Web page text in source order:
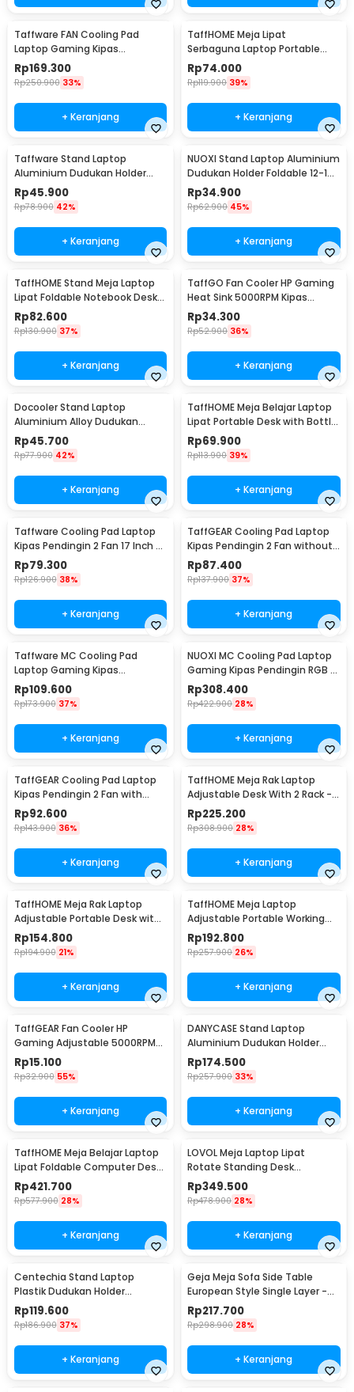
Taffware FAN Cooling Pad
Laptop Gaming Kipas
Pendingin 5 Fan 17 Inch - K5
Rp169.300
Rp250.900 33%
+ Keranjang
TaffHOME Meja Lipat
Serbaguna Laptop Portable
Desk Minimalist Design - BO60
Rp74.000
Rp119.900 39%
+ Keranjang
Taffware Stand Laptop
Aluminium Dudukan Holder
Foldable Portable - IV012
Rp45.900
Rp78.900 42%
+ Keranjang
NUOXI Stand Laptop Aluminium
Dudukan Holder Foldable 12-17
Inch - N3
Rp34.900
Rp62.900 45%
+ Keranjang
TaffHOME Stand Meja Laptop
Lipat Foldable Notebook Desk
Table - BC60
Rp82.600
Rp130.900 37%
+ Keranjang
TaffGO Fan Cooler HP Gaming
Heat Sink 5000RPM Kipas
Pendingin 5V - H-15
Rp34.300
Rp52.900 36%
+ Keranjang
Docooler Stand Laptop
Aluminium Alloy Dudukan
Holder Foldable 7 Level - N7
Rp45.700
Rp77.900 42%
+ Keranjang
TaffHOME Meja Belajar Laptop
Lipat Portable Desk with Bottle
Hole - L62
Rp69.900
Rp113.900 39%
+ Keranjang
Taffware Cooling Pad Laptop
Kipas Pendingin 2 Fan 17 Inch -
N99
Rp79.300
Rp126.900 38%
+ Keranjang
TaffGEAR Cooling Pad Laptop
Kipas Pendingin 2 Fan without
Knob Speed - Q100
Rp87.400
Rp137.900 37%
+ Keranjang
Taffware MC Cooling Pad
Laptop Gaming Kipas
Pendingin 6 Fan 15.6 Inch - Q3
Rp109.600
Rp173.900 37%
+ Keranjang
NUOXI MC Cooling Pad Laptop
Gaming Kipas Pendingin RGB 2
Fan 18 Inch - X500
Rp308.400
Rp422.900 28%
+ Keranjang
TaffGEAR Cooling Pad Laptop
Kipas Pendingin 2 Fan with
Knob Speed - Q100
Rp92.600
Rp143.900 36%
+ Keranjang
TaffHOME Meja Rak Laptop
Adjustable Desk With 2 Rack -
ND03
Rp225.200
Rp308.900 28%
+ Keranjang
TaffHOME Meja Rak Laptop
Adjustable Portable Desk with 1
Rack - ND03
Rp154.800
Rp194.900 21%
+ Keranjang
TaffHOME Meja Laptop
Adjustable Portable Working
Desk 3 Layer 60x40cm - ND04
Rp192.800
Rp257.900 26%
+ Keranjang
TaffGEAR Fan Cooler HP
Gaming Adjustable 5000RPM
Kipas Pendingin 5V - G6
Rp15.100
Rp32.900 55%
+ Keranjang
DANYCASE Stand Laptop
Aluminium Dudukan Holder
Foldable Cooling Fan - DC1316
Rp174.500
Rp257.900 33%
+ Keranjang
TaffHOME Meja Belajar Laptop
Lipat Foldable Computer Desk
- BL-A53
Rp421.700
Rp577.900 28%
+ Keranjang
LOVOL Meja Laptop Lipat
Rotate Standing Desk
Telescopic for Bed - C02Y
Rp349.500
Rp478.900 28%
+ Keranjang
Centechia Stand Laptop
Plastik Dudukan Holder
Foldable Cooling Fan - CT1310
Rp119.600
Rp186.900 37%
+ Keranjang
Geja Meja Sofa Side Table
European Style Single Layer -
H81
Rp217.700
Rp298.900 28%
+ Keranjang